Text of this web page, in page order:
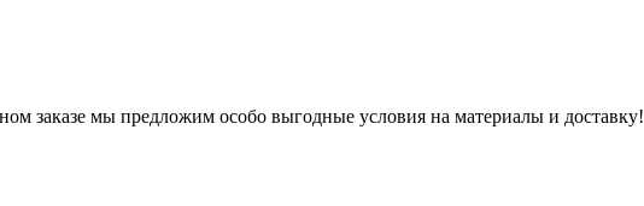
заказе мы предложим особо выгодные условия на материалы и доставку!